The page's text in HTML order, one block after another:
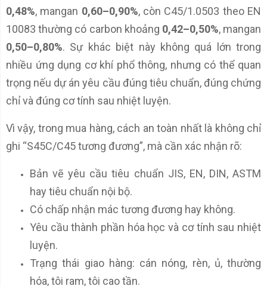
0,48%, mangan 0,60–0,90%, còn C45/1.0503 theo EN
10083 thường có carbon khoảng 0,42–0,50%, mangan
0,50–0,80%. Sự khác biệt này không quá lớn trong
nhiều ứng dụng cơ khí phổ thông, nhưng có thể quan
trọng nếu dự án yêu cầu đúng tiêu chuẩn, đúng chứng
chỉ và đúng cơ tính sau nhiệt luyện.
Vì vậy, trong mua hàng, cách an toàn nhất là không chỉ
ghi “S45C/C45 tương đương”, mà cần xác nhận rõ:
Bản vẽ yêu cầu tiêu chuẩn JIS, EN, DIN, ASTM
hay tiêu chuẩn nội bộ.
Có chấp nhận mác tương đương hay không.
Yêu cầu thành phần hóa học và cơ tính sau nhiệt
luyện.
Trạng thái giao hàng: cán nóng, rèn, ủ, thường
hóa, tôi ram, tôi cao tần.